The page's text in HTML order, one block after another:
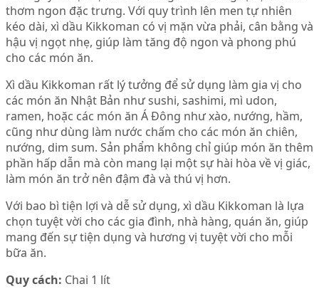
thơm ngon đặc trưng. Với quy trình lên men tự nhiên
kéo dài, xì dầu Kikkoman có vị mặn vừa phải, cân bằng và
hậu vị ngọt nhẹ, giúp làm tăng độ ngon và phong phú
cho các món ăn.
Xì dầu Kikkoman rất lý tưởng để sử dụng làm gia vị cho
các món ăn Nhật Bản như sushi, sashimi, mì udon,
ramen, hoặc các món ăn Á Đông như xào, nướng, hầm,
cũng như dùng làm nước chấm cho các món ăn chiên,
nướng, dim sum. Sản phẩm không chỉ giúp món ăn thêm
phần hấp dẫn mà còn mang lại một sự hài hòa về vị giác,
làm món ăn trở nên đậm đà và thú vị hơn.
Với bao bì tiện lợi và dễ sử dụng, xì dầu Kikkoman là lựa
chọn tuyệt vời cho các gia đình, nhà hàng, quán ăn, giúp
mang đến sự tiện dụng và hương vị tuyệt vời cho mỗi
bữa ăn.
Quy cách: Chai 1 lít